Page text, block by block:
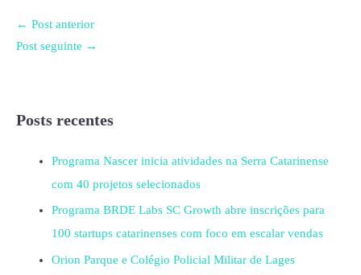
← Post anterior
Post seguinte →
Posts recentes
Programa Nascer inicia atividades na Serra Catarinense
com 40 projetos selecionados
Programa BRDE Labs SC Growth abre inscrições para
100 startups catarinenses com foco em escalar vendas
Orion Parque e Colégio Policial Militar de Lages